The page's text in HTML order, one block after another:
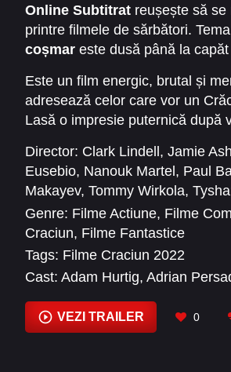
Online Subtitrat reușește să
printre filmele de sărbători. Tema
coșmar este dusă până la
Este un film energic, brutal și
adresează celor care vor un
Lasă o impresie puternică după
Director: Clark Lindell , Jamie
Eusebio, Nanouk Martel , Paul
Makayev, Tommy Wirkola,
Genre: Filme Actiune, Filme
Craciun, Filme Fantastice
Tags: Filme Craciun 2022
Cast: Adam Hurtig, Adrian
Louder, Anders Strome André
D'Angelo, BJ Verot, Brendan
VEZI TRAILER 0